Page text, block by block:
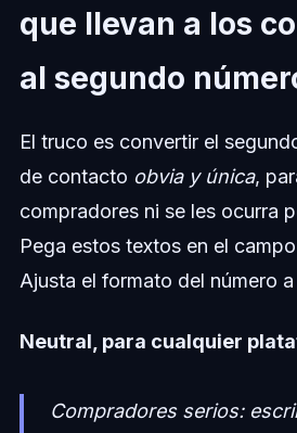
que llevan a los
al segundo
El truco es convertir el
de contacto obvia y única,
compradores ni se les ocurra
Pega estos textos en el
Ajusta el formato del número
Neutral, para cualquier
Compradores serios: